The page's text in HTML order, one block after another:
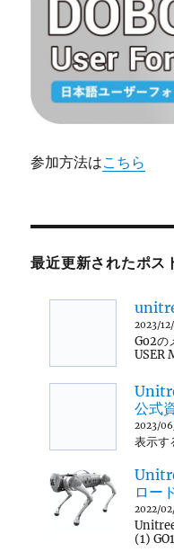
参加方法はこちら
最近更新されたポス
2023/
Go2の
USER
公式
2023/
表示す
ロー
2022/
(1)